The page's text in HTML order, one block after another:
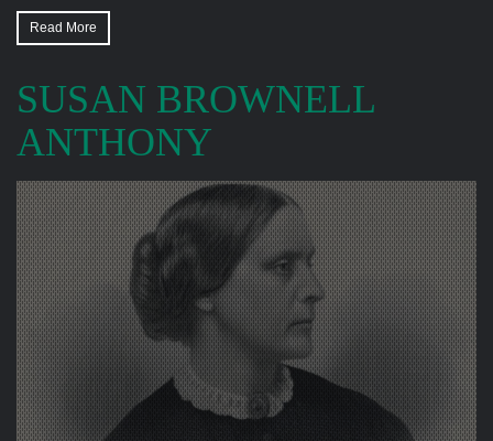
Read More
SUSAN BROWNELL
ANTHONY